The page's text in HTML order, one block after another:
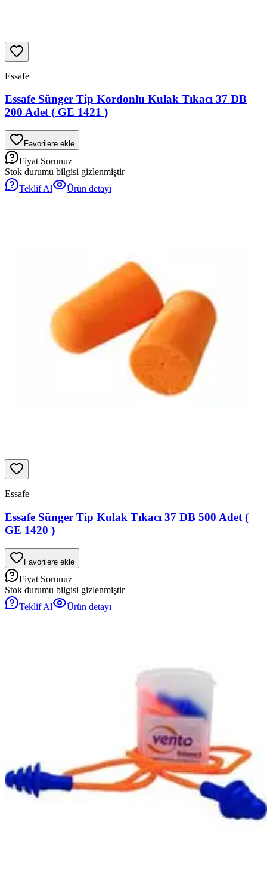
Essafe
Essafe Sünger Tip Kordonlu Kulak Tıkacı 37 DB
200 Adet ( GE 1421 )
Favorilere ekle
Fiyat Sorunuz
Stok durumu bilgisi gizlenmiştir
Teklif Al
Ürün detayı
Essafe
Essafe Sünger Tip Kulak Tıkacı 37 DB 500 Adet (
GE 1420 )
Favorilere ekle
Fiyat Sorunuz
Stok durumu bilgisi gizlenmiştir
Teklif Al
Ürün detayı